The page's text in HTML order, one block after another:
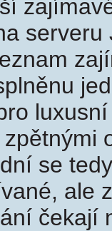
serveru
se
ale
čekají